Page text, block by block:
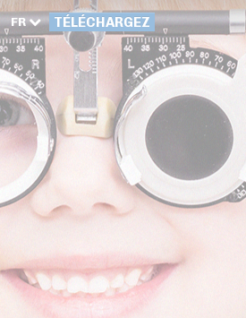
FR TÉLÉCHARGEZ